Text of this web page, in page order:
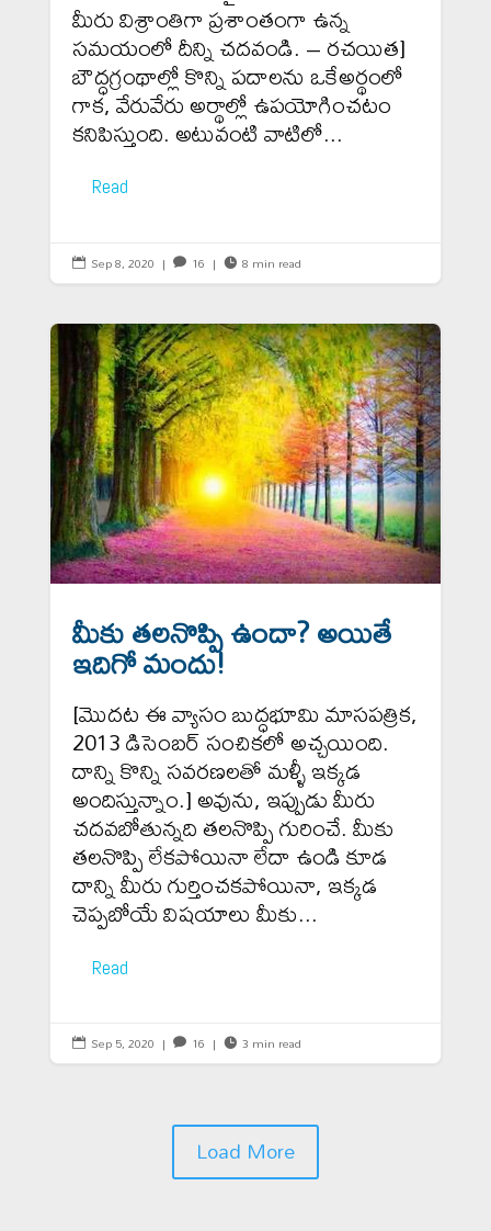
మీరు విశ్రాంతిగా ప్రశాంతంగా ఉన్న
సమయంలో దీన్ని చదవండి. – రచయిత]
బౌద్ధగ్రంథాల్లో కొన్ని పదాలను ఒకేఅర్థంలో
గాక, వేరువేరు అర్థాల్లో ఉపయోగించటం
కనిపిస్తుంది. అటువంటి వాటిలో...
Read
 Sep 8, 2020 |  16 |  8 min read
మీకు తలనొప్పి ఉందా? అయితే
ఇదిగో మందు!
[మొదట ఈ వ్యాసం బుద్ధభూమి మాసపత్రిక,
2013 డిసెంబర్ సంచికలో అచ్చయింది.
దాన్ని కొన్ని సవరణలతో మళ్ళీ ఇక్కడ
అందిస్తున్నాం.] అవును, ఇప్పుడు మీరు
చదవబోతున్నది తలనొప్పి గురించే. మీకు
తలనొప్పి లేకపోయినా లేదా ఉండి కూడ
దాన్ని మీరు గుర్తించకపోయినా, ఇక్కడ
చెప్పబోయే విషయాలు మీకు...
Read
 Sep 5, 2020 |  16 |  3 min read
Load More